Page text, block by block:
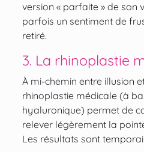
version « parfaite » de son
parfois un sentiment de
retiré.
3. La rhinoplastie
À mi-chemin entre illusion
rhinoplastie médicale (à
hyaluronique) permet de
relever légèrement la
Les résultats sont